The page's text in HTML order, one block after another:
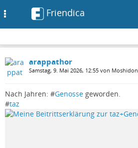
Friendica
arappathor
Samstag, 9. Mai 2026, 12:55 von Moshidon
Nach Jahren: #Genosse geworden.
#taz